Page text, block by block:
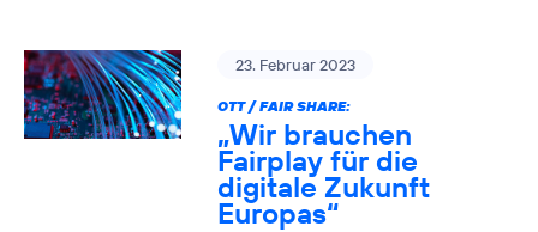
23. Februar 2023
OTT / FAIR SHARE:
„Wir brauchen
Fairplay für die
digitale Zukunft
Europas“